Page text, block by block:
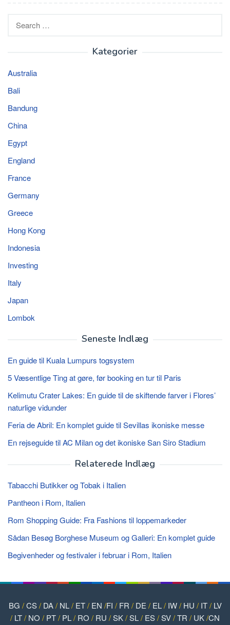
Kategorier
Australia
Bali
Bandung
China
Egypt
England
France
Germany
Greece
Hong Kong
Indonesia
Investing
Italy
Japan
Lombok
Seneste Indlæg
En guide til Kuala Lumpurs togsystem
5 Væsentlige Ting at gøre, før booking en tur til Paris
Kelimutu Crater Lakes: En guide til de skiftende farver i Flores’
naturlige vidunder
Feria de Abril: En komplet guide til Sevillas ikoniske messe
En rejseguide til AC Milan og det ikoniske San Siro Stadium
Relaterede Indlæg
Tabacchi Butikker og Tobak i Italien
Pantheon i Rom, Italien
Rom Shopping Guide: Fra Fashions til loppemarkeder
Sådan Besøg Borghese Museum og Galleri: En komplet guide
Begivenheder og festivaler i februar i Rom, Italien
BG /CS/ DA/ NL/ ET/ EN /FI / FR / DE / EL/ IW/ HU / IT/ LV
/ LT/ NO / PT/ PL/ RO / RU /SK/SL/ ES/SV/TR / UK/CN